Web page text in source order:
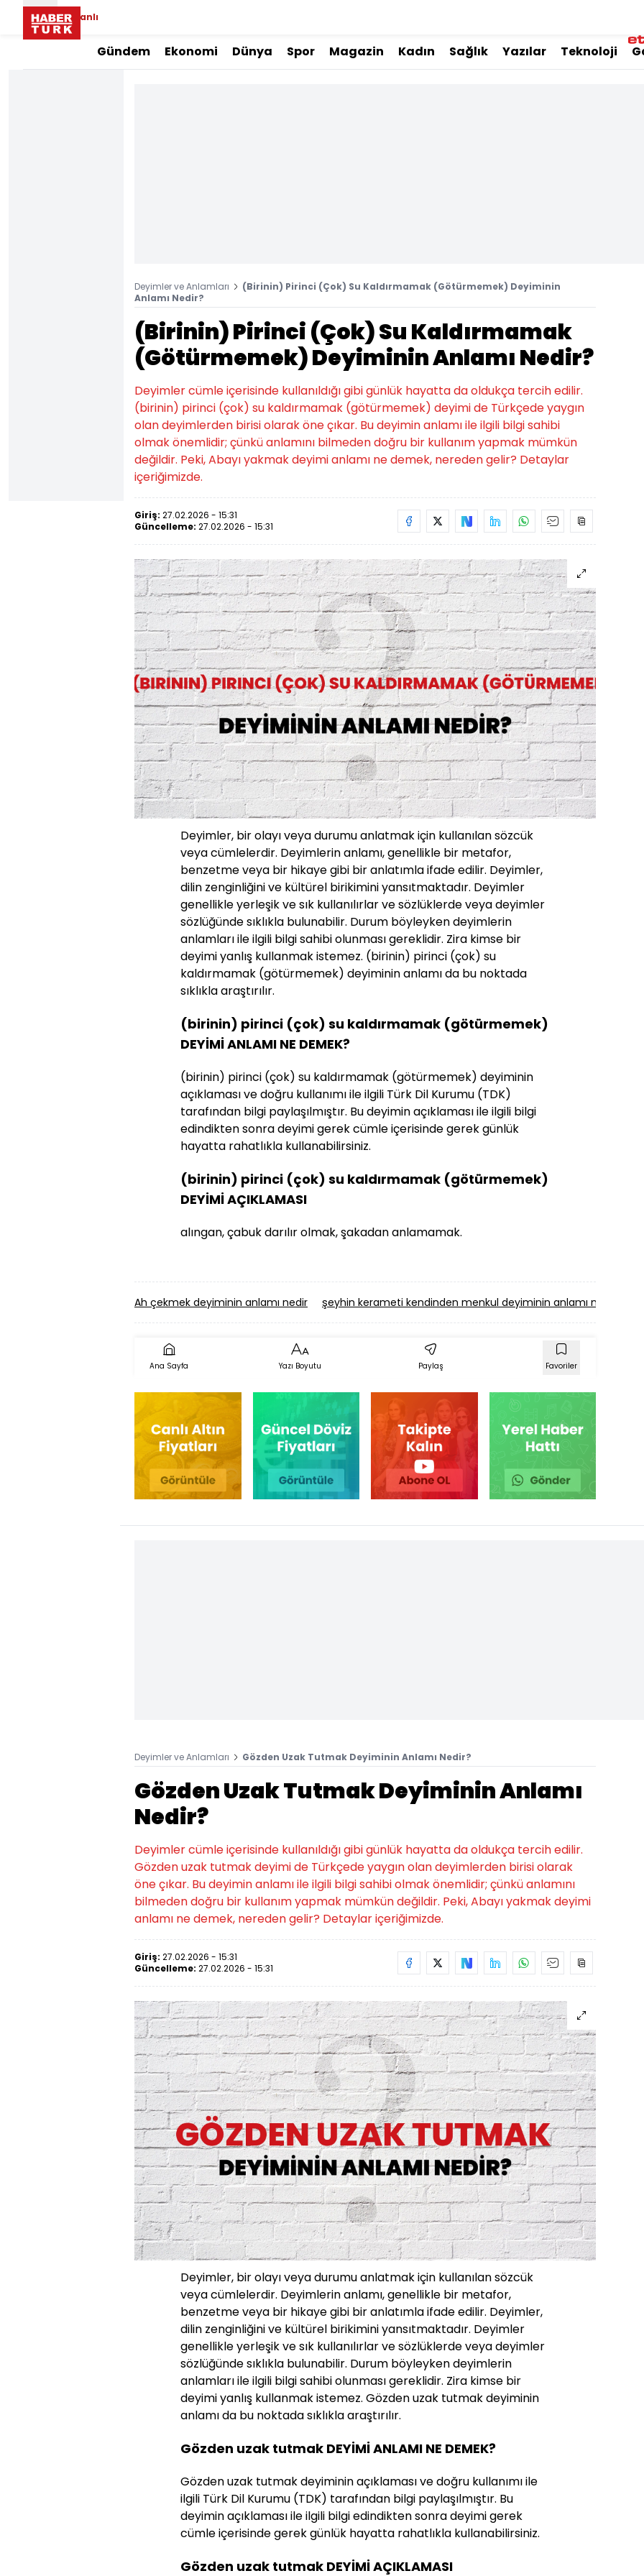
Canlı
Gündem Ekonomi Dünya Spor Magazin Kadın Sağlık Yazılar Teknoloji
Deyimler ve Anlamları
(Birinin) Pirinci (Çok) Su Kaldırmamak (Götürmemek) Deyiminin
Anlamı Nedir?
(Birinin) Pirinci (Çok) Su Kaldırmamak
(Götürmemek) Deyiminin Anlamı Nedir?
Deyimler cümle içerisinde kullanıldığı gibi günlük hayatta da oldukça tercih edilir.
(birinin) pirinci (çok) su kaldırmamak (götürmemek) deyimi de Türkçede yaygın
olan deyimlerden birisi olarak öne çıkar. Bu deyimin anlamı ile ilgili bilgi sahibi
olmak önemlidir; çünkü anlamını bilmeden doğru bir kullanım yapmak mümkün
değildir. Peki, Abayı yakmak deyimi anlamı ne demek, nereden gelir? Detaylar
içeriğimizde.
Giriş: 27.02.2026 - 15:31
Güncelleme: 27.02.2026 - 15:31
Deyimler, bir olayı veya durumu anlatmak için kullanılan sözcük
veya cümlelerdir. Deyimlerin anlamı, genellikle bir metafor,
benzetme veya bir hikaye gibi bir anlatımla ifade edilir. Deyimler,
dilin zenginliğini ve kültürel birikimini yansıtmaktadır. Deyimler
genellikle yerleşik ve sık kullanılırlar ve sözlüklerde veya deyimler
sözlüğünde sıklıkla bulunabilir. Durum böyleyken deyimlerin
anlamları ile ilgili bilgi sahibi olunması gereklidir. Zira kimse bir
deyimi yanlış kullanmak istemez. (birinin) pirinci (çok) su
kaldırmamak (götürmemek) deyiminin anlamı da bu noktada
sıklıkla araştırılır.
(birinin) pirinci (çok) su kaldırmamak (götürmemek)
DEYİMİ ANLAMI NE DEMEK?
(birinin) pirinci (çok) su kaldırmamak (götürmemek) deyiminin
açıklaması ve doğru kullanımı ile ilgili Türk Dil Kurumu (TDK)
tarafından bilgi paylaşılmıştır. Bu deyimin açıklaması ile ilgili bilgi
edindikten sonra deyimi gerek cümle içerisinde gerek günlük
hayatta rahatlıkla kullanabilirsiniz.
(birinin) pirinci (çok) su kaldırmamak (götürmemek)
DEYİMİ AÇIKLAMASI
alıngan, çabuk darılır olmak, şakadan anlamamak.
Ah çekmek deyiminin anlamı nedir şeyhin kerameti kendinden menkul deyiminin anlamı nedir
Ana Sayfa Yazı Boyutu Paylaş Favoriler
Deyimler ve Anlamları Gözden Uzak Tutmak Deyiminin Anlamı Nedir?
Gözden Uzak Tutmak Deyiminin Anlamı
Nedir?
Deyimler cümle içerisinde kullanıldığı gibi günlük hayatta da oldukça tercih edilir.
Gözden uzak tutmak deyimi de Türkçede yaygın olan deyimlerden birisi olarak
öne çıkar. Bu deyimin anlamı ile ilgili bilgi sahibi olmak önemlidir; çünkü anlamını
bilmeden doğru bir kullanım yapmak mümkün değildir. Peki, Abayı yakmak deyimi
anlamı ne demek, nereden gelir? Detaylar içeriğimizde.
Giriş: 27.02.2026 - 15:31
Güncelleme: 27.02.2026 - 15:31
Deyimler, bir olayı veya durumu anlatmak için kullanılan sözcük
veya cümlelerdir. Deyimlerin anlamı, genellikle bir metafor,
benzetme veya bir hikaye gibi bir anlatımla ifade edilir. Deyimler,
dilin zenginliğini ve kültürel birikimini yansıtmaktadır. Deyimler
genellikle yerleşik ve sık kullanılırlar ve sözlüklerde veya deyimler
sözlüğünde sıklıkla bulunabilir. Durum böyleyken deyimlerin
anlamları ile ilgili bilgi sahibi olunması gereklidir. Zira kimse bir
deyimi yanlış kullanmak istemez. Gözden uzak tutmak deyiminin
anlamı da bu noktada sıklıkla araştırılır.
Gözden uzak tutmak DEYİMİ ANLAMI NE DEMEK?
Gözden uzak tutmak deyiminin açıklaması ve doğru kullanımı ile
ilgili Türk Dil Kurumu (TDK) tarafından bilgi paylaşılmıştır. Bu
deyimin açıklaması ile ilgili bilgi edindikten sonra deyimi gerek
cümle içerisinde gerek günlük hayatta rahatlıkla kullanabilirsiniz.
Gözden uzak tutmak DEYİMİ AÇIKLAMASI